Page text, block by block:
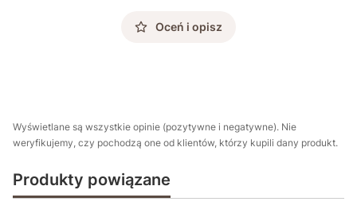
Oceń i opisz
Wyświetlane są wszystkie opinie (pozytywne i negatywne). Nie
weryfikujemy, czy pochodzą one od klientów, którzy kupili dany produkt.
Produkty powiązane